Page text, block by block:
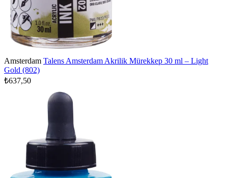
Amsterdam Talens Amsterdam Akrilik Mürekkep 30 ml – Light
Gold (802)
₺637,50